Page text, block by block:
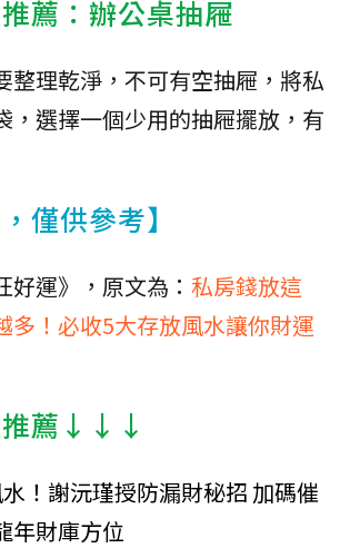
薦：辦公桌抽屜
整理乾淨，不可有空抽屜，將私
，選擇一個少用的抽屜擺放，有
僅供參考】
運》，原文為： 私房錢放這
多！必收5大存放風水讓你財運
推薦↓↓↓
！謝沅瑾授防漏財秘招 加碼催
年財庫方位